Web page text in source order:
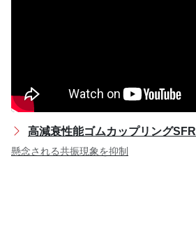
高減衰性能ゴムカップリングSFR
懸念される共振現象を抑制